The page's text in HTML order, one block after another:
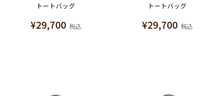
トートバッグ
¥29,700 税込
トートバッグ
¥29,700 税込